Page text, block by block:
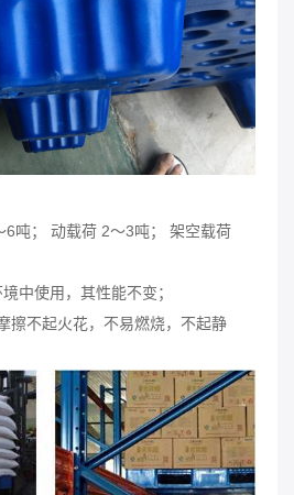
6吨； 动载荷 2～3吨； 架空载荷
中使用，其性能不变；
擦不起火花，不易燃烧，不起静